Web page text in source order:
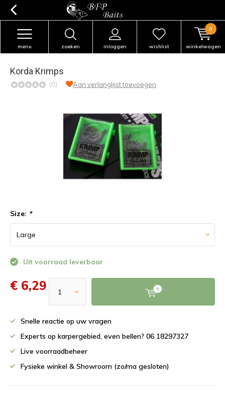
zoeken inloggen
menu wishlist winkelwagen
0
Korda Krimps
(0) Aan verlanglijst toevoegen
Size: *
Uit voorraad leverbaar
€ 6,29
Snelle reactie op uw vragen
Experts op karpergebied, even bellen? 06 18297327
Live voorraadbeheer
Fysieke winkel & Showroom (zo/ma gesloten)